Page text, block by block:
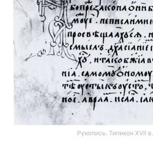
Рукопись. Типикон XVII в.